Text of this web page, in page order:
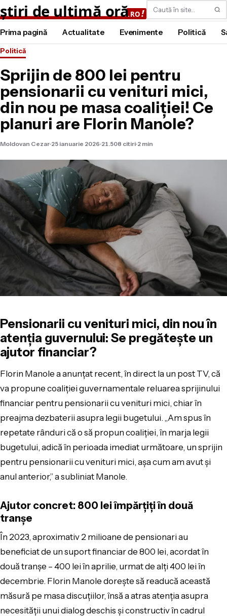
Caută
Prima pagină Actualitate Evenimente Politică
Politică
Sprijin de 800 lei pentru
pensionarii cu venituri mici,
din nou pe masa coaliției! Ce
planuri are Florin Manole?
Moldovan Cezar 25 ianuarie 2026 21.508 citiri 2 min
Pensionarii cu venituri mici, din nou în
atenția guvernului: Se pregătește un
ajutor financiar?
Florin Manole a anunțat recent, în direct la un post TV, că
va propune coaliției guvernamentale reluarea sprijinului
financiar pentru pensionarii cu venituri mici, chiar în
preajma dezbaterii asupra legii bugetului. „Am spus în
repetate rânduri că o să propun coaliției, în marja legii
bugetului, adică în perioada imediat următoare, un sprijin
pentru pensionarii cu venituri mici, așa cum am avut și
anul anterior,” a subliniat Manole.
Ajutor concret: 800 lei împărțiți în două
tranșe
În 2023, aproximativ 2 milioane de pensionari au
beneficiat de un suport financiar de 800 lei, acordat în
două tranșe – 400 lei în aprilie, urmat de alți 400 lei în
decembrie. Florin Manole dorește să readucă această
măsură pe masa discuțiilor, însă a atras atenția asupra
necesității unui dialog deschis și constructiv în cadrul